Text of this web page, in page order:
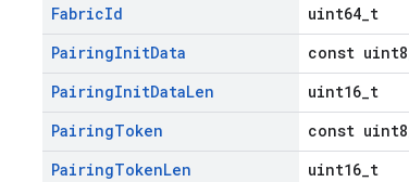
FabricId
uint64_t
PairingInitData
const
PairingInitDataLen
uint16_t
PairingToken
const
PairingTokenLen
uint16_t